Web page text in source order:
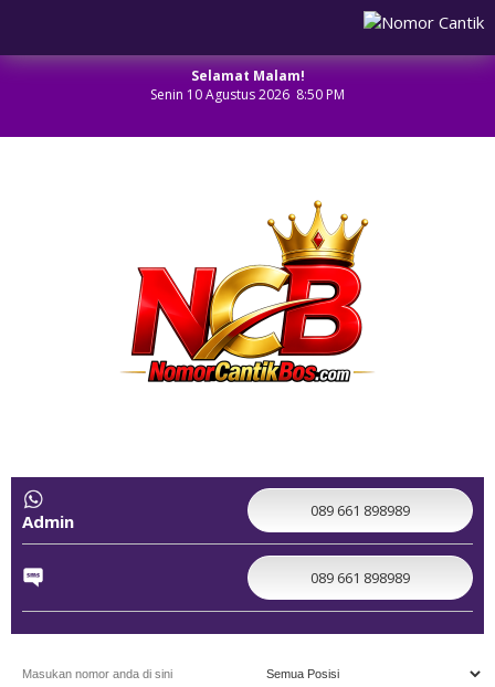
Selamat Malam!
Senin 10 Agustus 2026 8:50 PM
Admin 089 661 898989
089 661 898989